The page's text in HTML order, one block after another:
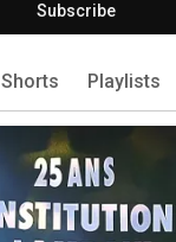
Subscribe
Shorts Playlists